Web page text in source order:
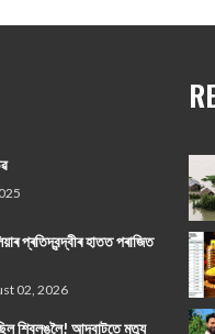
প্ৰতিদ্বন্দ্বীৰ হাতত পৰাজিত
02, 2026
শ্বিলঙলৈ! আদবাটতে মৃত্যু